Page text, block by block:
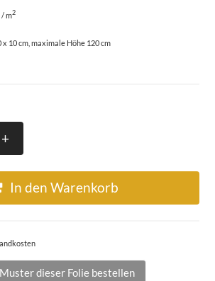
/ m2
10 cm, maximale Höhe 120 cm
+
In den Warenkorb
dieser Folie bestellen